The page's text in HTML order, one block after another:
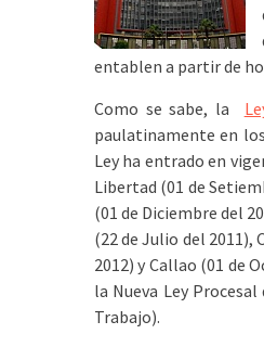
entablen a partir de
Como se sabe, la
paulatinamente en
Ley ha entrado en
Libertad (01 de
(01 de Diciembre del
(22 de Julio del 2011),
2012) y Callao (01 de
la Nueva Ley
Trabajo).